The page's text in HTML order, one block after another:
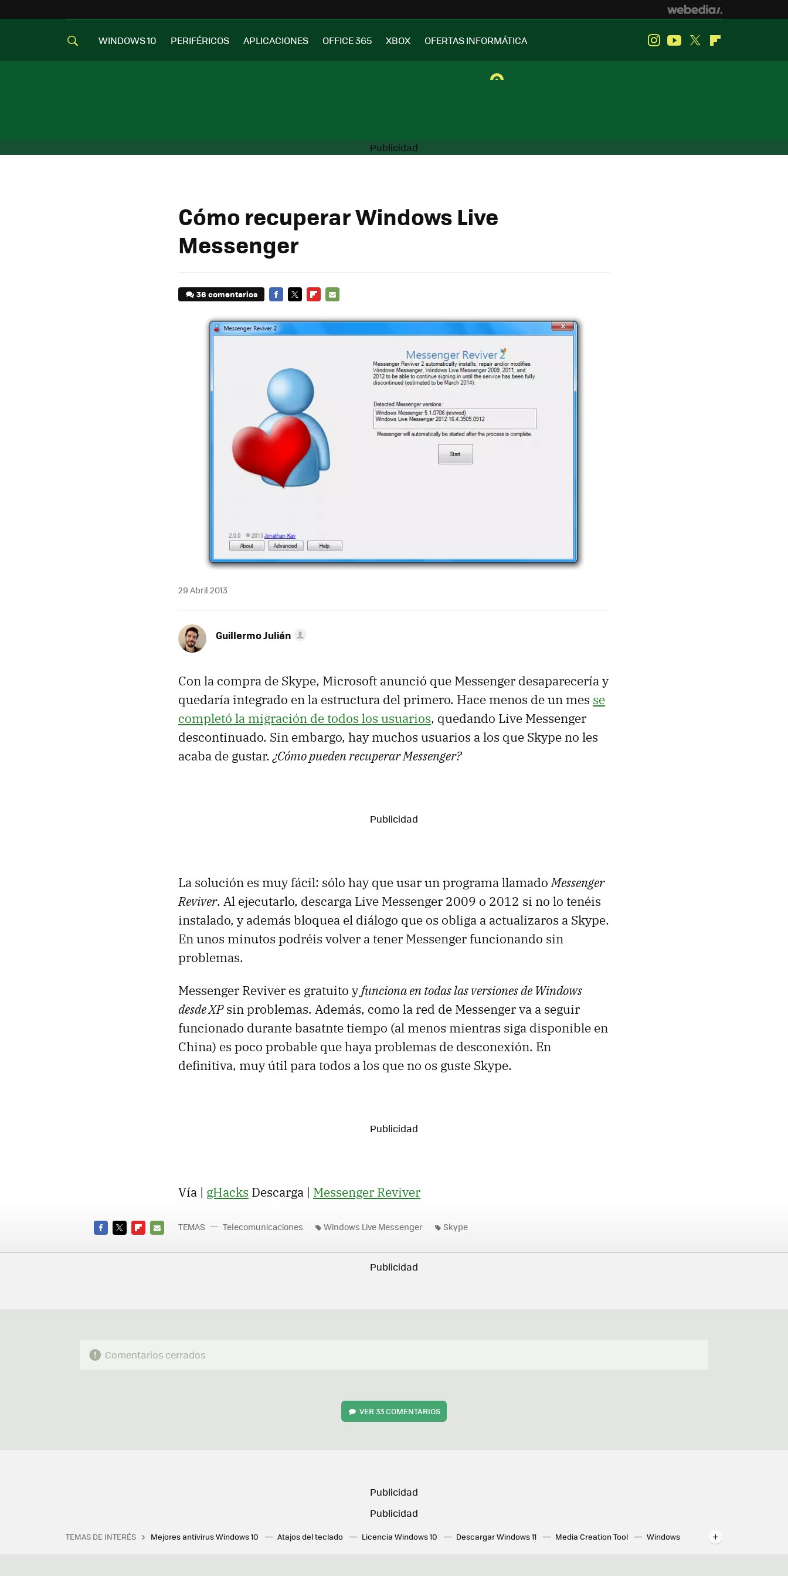
WINDOWS 10 PERIFÉRICOS APLICACIONES OFFICE 365 XBOX OFERTAS INFORMÁTICA InstagramYoutube
Twitter
Cómo recuperar Windows Live
Messenger
36 comentarios
MAIL
29 Abril 2013
Guillermo Julián
Con la compra de Skype, Microsoft anunció que Messenger desaparecería y
quedaría integrado en la estructura del primero. Hace menos de un mes se
completó la migración de todos los usuarios, quedando Live Messenger
descontinuado. Sin embargo, hay muchos usuarios a los que Skype no les
acaba de gustar.¿Cómo pueden recuperar Messenger?
La solución es muy fácil: sólo hay que usar un programa llamadoMessenger
Reviver. Al ejecutarlo, descarga Live Messenger 2009 o 2012 si no lo tenéis
instalado, y además bloquea el diálogo que os obliga a actualizaros a Skype.
En unos minutos podréis volver a tener Messenger funcionando sin
problemas.
Messenger Reviver es gratuito yfunciona en todas las versiones de Windows
desde XPsin problemas. Además, como la red de Messenger va a seguir
funcionado durante basatnte tiempo (al menos mientras siga disponible en
China) es poco probable que haya problemas de desconexión. En
definitiva, muy útil para todos a los que no os guste Skype.
Vía | gHacks Descarga | Messenger Reviver
MAIL
TEMAS Telecomunicaciones Windows Live Messenger Skype
Comentarios cerrados
VER33 COMENTARIOS
TEMAS DE INTERÉS Mejores antivirus Windows 10 Atajos del teclado Licencia Windows 10 Descargar Windows 11 Media Creation Tool
Windows